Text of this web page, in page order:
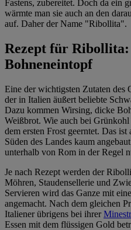
Fastens, zubereitet. Doch da ein
wärmte man sie auch an den
auf. Daher der Name "Ribollita".
Rezept für Ribollita:
Bohneneintopf
Eine der wichtigsten Zutaten
der in Italien äußert beliebte
Dazu kommen Wirsing, dicke
Weißbrot. Wie auch bei
dem ersten Frost geerntet. Das
Süden des Landes kaum
unterhalb von Rom in der Regel
Je nach Rezept werden der
Möhren, Staudensellerie und
Servieren wird das Ganze mit
angemacht. Nach dem gleichen
Italiener übrigens bei ihrer
Essen mit dem flüssigen Gold